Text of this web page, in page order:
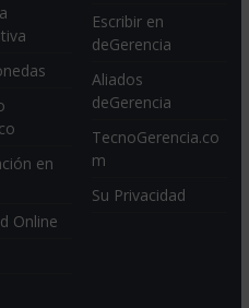
en
Online
Escribir en
deGerencia
Aliados
deGerencia
TecnoGerencia.co
m
Su Privacidad